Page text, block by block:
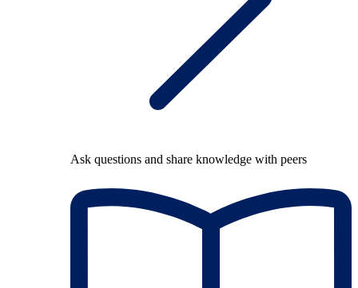
Ask questions and share knowledge with peers